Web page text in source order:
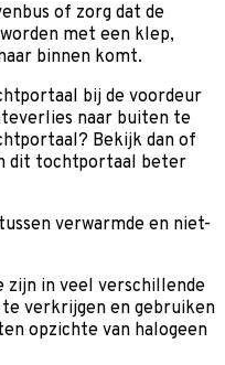
of zorg dat de
met een klep,
binnen komt.
bij de voordeur
naar buiten te
Bekijk dan of
dit tochtportaal beter
verwarmde en niet-
zijn in veel verschillende
verkrijgen en gebruiken
opzichte van halogeen